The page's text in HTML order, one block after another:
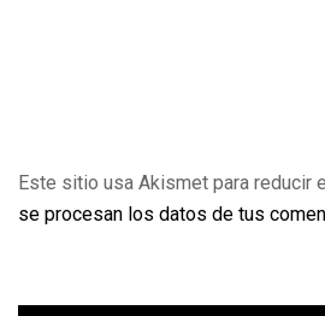
Este sitio usa Akismet para reducir
se procesan los datos de tus